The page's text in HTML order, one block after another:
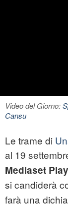
Video del Giorno:
Cansu
Le trame di
al 19
Mediaset
si candiderà
farà una